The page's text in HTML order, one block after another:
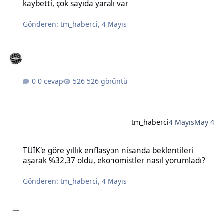
kaybetti, çok sayıda yaralı var
Gönderen:tm_haberci,4 Mayıs
0 cevap 526 görüntü
tm_haberci4 MayısMay 4
TÜİK'e göre yıllık enflasyon nisanda beklentileri
aşarak %32,37 oldu, ekonomistler nasıl yorumladı?
Gönderen:tm_haberci,4 Mayıs